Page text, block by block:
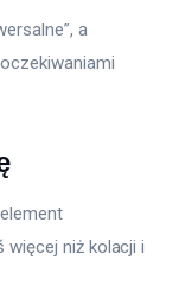
a
niż kolacji i